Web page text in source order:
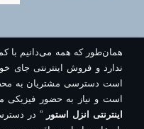
همان‌طور که همه می‌دانیم با
ندارد و فروش اینترنتی جای
است دسترسی مشتریان به
است و نیاز به حضور فیزیکی
اینترنتی انزل استور ” در